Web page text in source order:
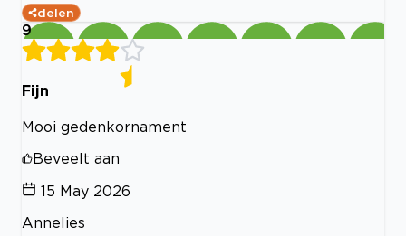
delen
9
Fijn
Mooi gedenkornament
Beveelt aan
15 May 2026
Annelies